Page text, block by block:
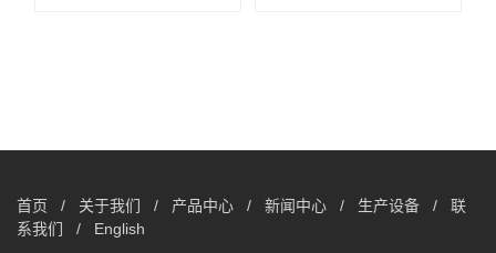
首页 / 关于我们 / 产品中心 / 新闻中心 / 生产设备 / 联
系我们
/ English